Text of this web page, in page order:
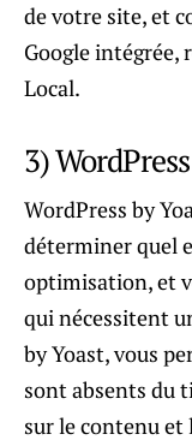
de votre site, et
Google intégrée,
Local.
3)
WordPress by
déterminer quel
optimisation, et
qui nécessitent
by Yoast, vous
sont absents du
sur le contenu et